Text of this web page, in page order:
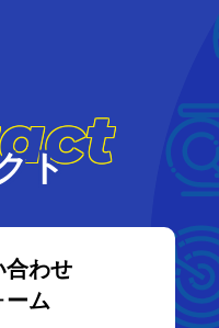
ト
合わせ
ーム